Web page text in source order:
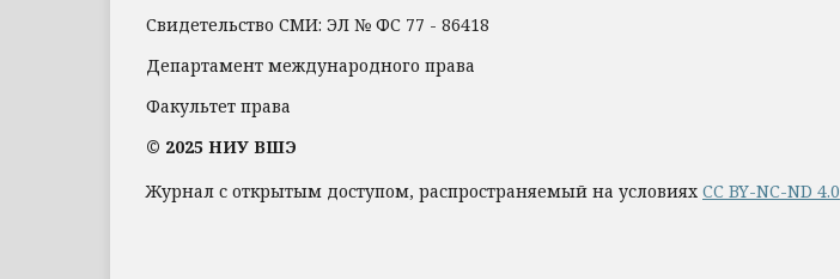
Свидетельство СМИ: ЭЛ № ФС 77 - 86418
Департамент международного права
Факультет права
© 2025 НИУ ВШЭ
Журнал с открытым доступом, распространяемый на условиях CC BY-NC-ND 4.0